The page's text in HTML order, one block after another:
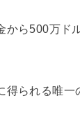
から500万
得られる唯